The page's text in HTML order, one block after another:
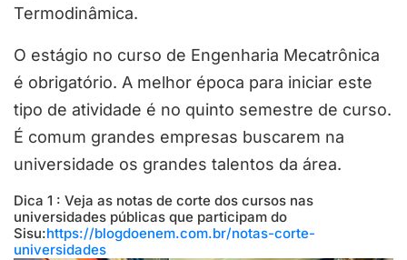
Termodinâmica.
O estágio no curso de Engenharia Mecatrônica
é obrigatório. A melhor época para iniciar este
tipo de atividade é no quinto semestre de curso.
É comum grandes empresas buscarem na
universidade os grandes talentos da área.
Dica 1 : Veja as notas de corte dos cursos nas
universidades públicas que participam do
Sisu:https://blogdoenem.com.br/notas-corte-
universidades